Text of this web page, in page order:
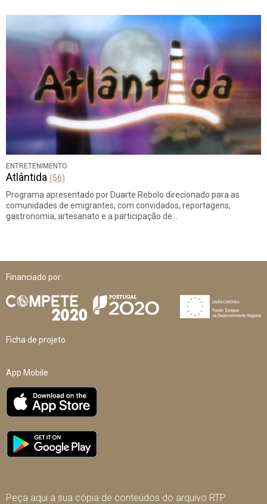
ENTRETENIMENTO
Atlântida (56)
Programa apresentado por Duarte Rebolo direcionado para as
comunidades de emigrantes, com convidados, reportagens,
gastronomia, artesanato e a participação de…
Financiado por:
Ficha de projeto
App Mobile
Peça aqui a sua cópia de conteúdos do arquivo RTP